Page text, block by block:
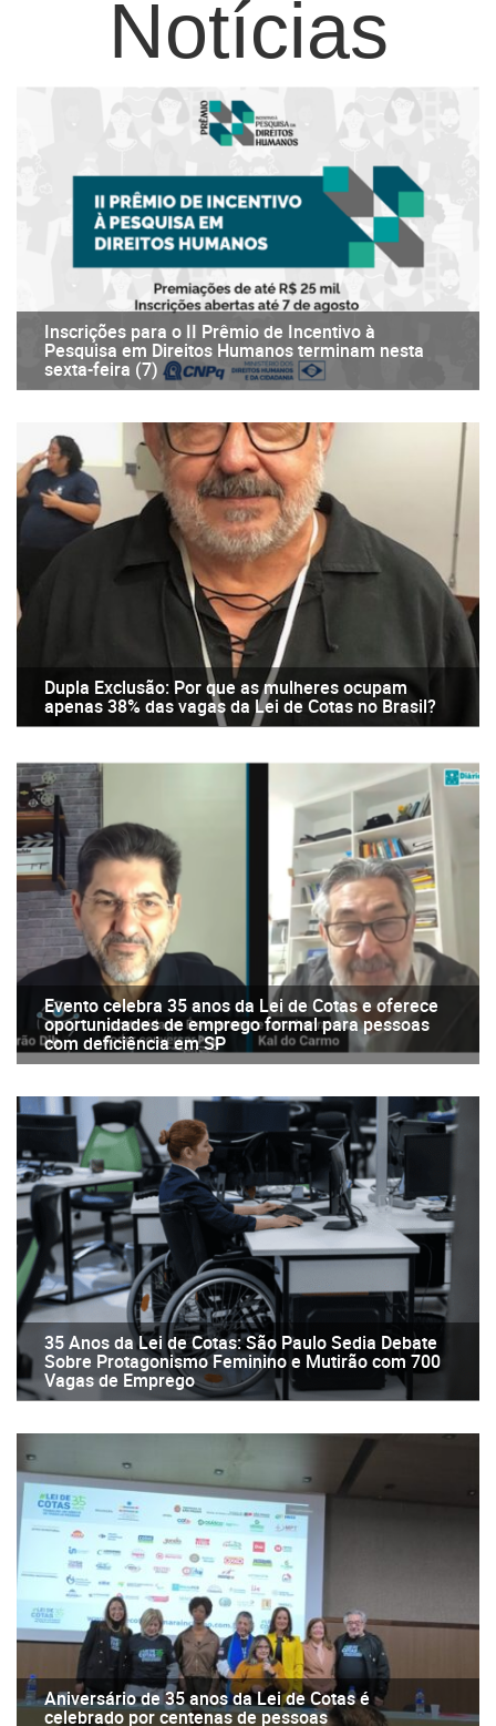
Notícias
Inscrições para o II Prêmio de Incentivo à
Pesquisa em Direitos Humanos terminam nesta
sexta-feira (7)
Dupla Exclusão: Por que as mulheres ocupam
apenas 38% das vagas da Lei de Cotas no Brasil?
Evento celebra 35 anos da Lei de Cotas e oferece
oportunidades de emprego formal para pessoas
com deficiência em SP
35 Anos da Lei de Cotas: São Paulo Sedia Debate
Sobre Protagonismo Feminino e Mutirão com 700
Vagas de Emprego
Aniversário de 35 anos da Lei de Cotas é
celebrado por centenas de pessoas